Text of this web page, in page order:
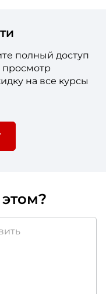
полный доступ
просмотр
на все курсы